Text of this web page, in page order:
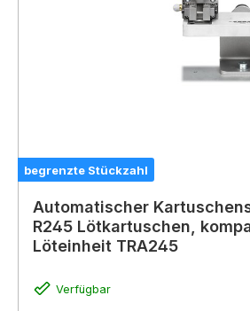
begrenzte Stückzahl
Automatischer
R245 Lötkartuschen,
Löteinheit TRA245
Verfügbar